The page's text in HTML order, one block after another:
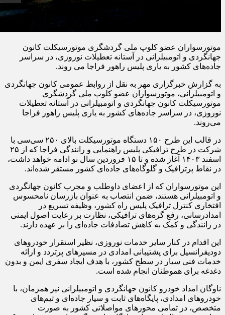
موتورسواران عضو کلوپ ملی گردشگری موتورسیکلت کانون
جهانگردی و اتومبیلرانی در آستانه تعطیلات نوروزی، در سراسر
جاده‌های کشور به یاری پلیس راهور فراجا می روند.
به گزارش خبرگزاری مهر به نقل از روابط عمومی کانون جهانگردی
و اتومبیلرانی، موتورسواران عضو کلوپ ملی گردشگری
موتورسیکلت کانون جهانگردی و اتومبیلرانی در آستانه تعطیلات
نوروزی، در سراسر جاده‌های کشور به یاری پلیس راهور فراجا
می‌روند.
در قالب این طرح ۱۵۰ دستگاه موتورسیکلت بالای ۲۵۰ سی‌سی با
شرکت در طرح ترافیکی پلیس راهنمایی و رانندگی فراجا
که از ۲۵
اسفند
آغاز شده و تا ۱۵ فروردین سال نو ادامه خواهد داشت،
در نقاط پرترافیک و گلوگاه‌های جاده‌ای کشور مستقر شده‌اند.
این موتورسواران که از اعضای داوطلب و مجرب کانون جهانگردی
و اتومبیلرانی هستند، ضمن انتصاب به عنوان بازرسان نامحسوس
افتخاری کنترل ترافیک پلیس راه کشور، وظیفه تسریع در
امدادرسانی، رفع گره‌های ترافیکی، نظارت بر رعایت اصول ایمنی
در رانندگی و کمک به کاهش تصادفات جاده‌ای را بر عهده دارند.
این اقدام در کنار سایر خدمات نوروزی، نظیر استقرار خودروهای
دودیفرانسیل برای پشتیبانی امدادی در مسیرهای پرتردد و ارائه
خدمات فنی سیار در سطح کشور، با هدف ایجاد سفری ایمن و بدون
دغدغه برای هموطنان انجام شده است.
ناوگان امداد خودرو کانون جهانگردی و اتومبیلرانی نیز همزمان، با
خودروهای امدادی، پایگاه‌های ثابت و سیار جاده‌ای و تیم‌های
متخصص، در تمامی محورهای مواصلاتی کشور به صورت